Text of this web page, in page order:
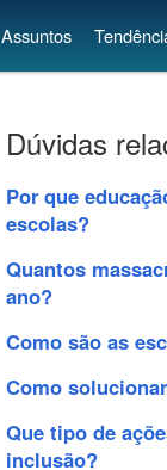
Assuntos
Dúvidas
Por que
escolas?
Quantos
ano?
Como são as
Como
Que tipo de
inclusão?